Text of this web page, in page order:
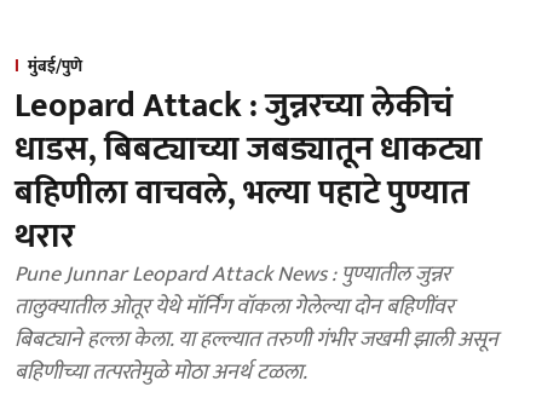
मुंबई/पुणे
Leopard Attack : जुन्नरच्या लेकीचं
धाडस, बिबट्याच्या जबड्यातून धाकट्या
बहि‍णीला वाचवले, भल्या पहाटे पुण्यात
थरार
Pune Junnar Leopard Attack News : पुण्यातील जुन्नर
तालुक्यातील ओतूर येथे मॉर्निंग वॉकला गेलेल्या दोन बहिणींवर
बिबट्याने हल्ला केला. या हल्ल्यात तरुणी गंभीर जखमी झाली असून
बहिणीच्या तत्परतेमुळे मोठा अनर्थ टळला.